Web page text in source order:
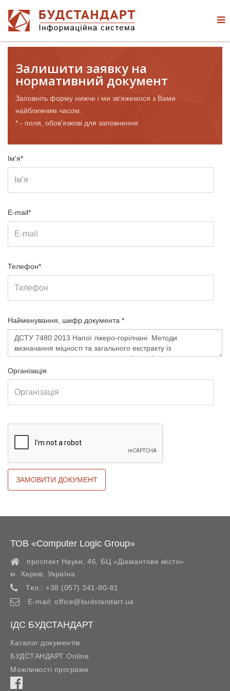
Залишити заявку на
нормативний документ
Заповніть форму нижче і ми зв'яжемося з Вами
найближчим часом.
* - поля, обов'язкові для заповнення
Ім'я*
E-mail*
Телефон*
Найменування, шифр документа *
Організація
ТОВ «Computer Logic Group»
проспект Науки, 46, БЦ «Діамантове місто»
м. Харків
Україна
Тел.: +38 (057) 341-80-81
E-mail: office@budstandart.ua
ІДС БУДСТАНДАРТ
Каталог документів
БУДСТАНДАРТ Online
Можливості програми